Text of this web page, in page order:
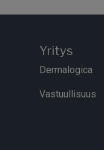
Yritys
Dermalogica
Vastuullisuus